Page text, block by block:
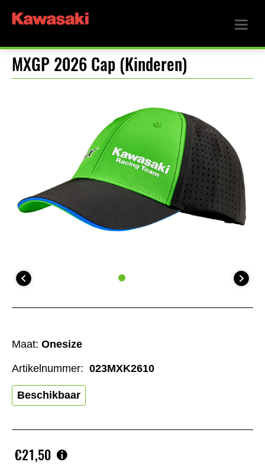
MXGP 2026 Cap (Kinderen)
€21,50
Maat: Onesize
Beschikbaar
Artikelnummer: 023MXK2610